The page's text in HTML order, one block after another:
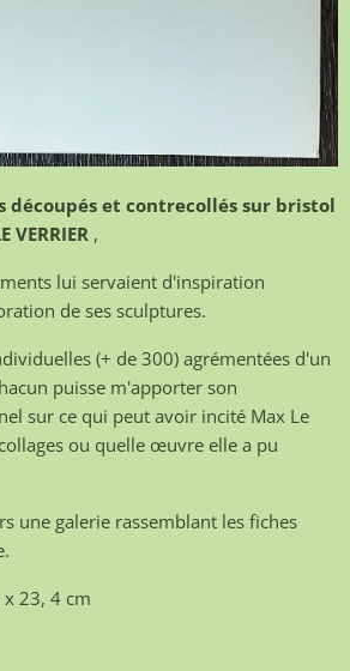
découpés et contrecollés sur bristol
VERRIER ,
lui servaient d'inspiration
de ses sculptures.
(+ de 300) agrémentées d'un
puisse m'apporter son
sur ce qui peut avoir incité Max Le
ou quelle œuvre elle a pu
une galerie rassemblant les fiches
23, 4 cm